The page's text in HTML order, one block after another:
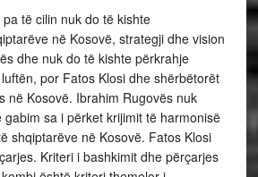
të cilin nuk do të kishte
në Kosovë, strategji dhe vision
dhe nuk do të kishte përkrahje
por Fatos Klosi dhe shërbëtorët
në Kosovë. Ibrahim Rugovës nuk
gabim sa i përket krijimit të harmonisë
shqiptarëve në Kosovë. Fatos Klosi
Kriteri i bashkimit dhe përçarjes